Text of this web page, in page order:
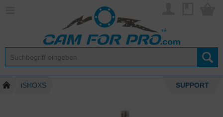
iSHOXS SUPPORT